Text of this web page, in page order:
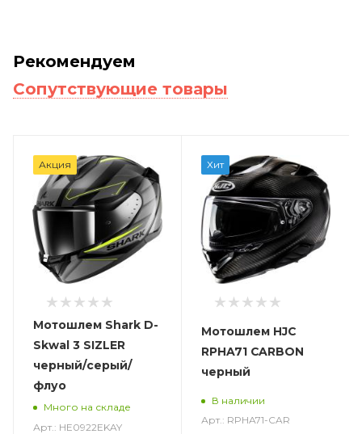
Рекомендуем
Сопутствующие товары
Акция
Мотошлем Shark D-
Skwal 3 SIZLER
черный/серый/
флуо
Много на складе
Арт.: HE0922EKAY
Хит
Мотошлем HJC
RPHA71 CARBON
черный
В наличии
Арт.: RPHA71-CAR